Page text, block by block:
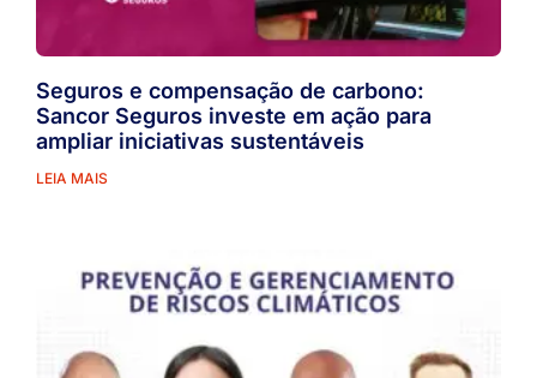
Seguros e compensação de carbono:
Sancor Seguros investe em ação para
ampliar iniciativas sustentáveis
LEIA MAIS